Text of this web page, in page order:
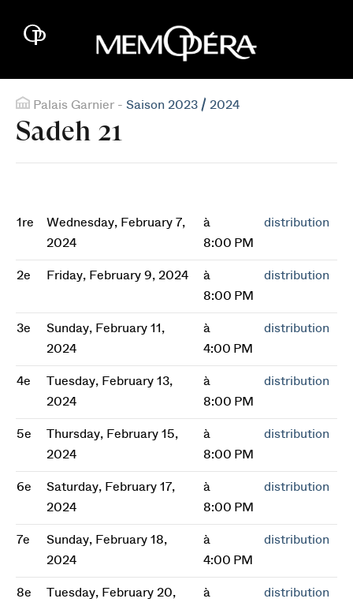
Palais Garnier - Saison 2023 / 2024
Sadeh 21
1re
Wednesday, February 7,
2024
à
8:00 PM
distribution
2e Friday, February 9, 2024
à
8:00 PM
distribution
3e
Sunday, February 11,
2024
à
4:00 PM
distribution
4e
Tuesday, February 13,
2024
à
8:00 PM
distribution
5e
Thursday, February 15,
2024
à
8:00 PM
distribution
6e
Saturday, February 17,
2024
à
8:00 PM
distribution
7e
Sunday, February 18,
2024
à
4:00 PM
distribution
8e
Tuesday, February 20,
à
distribution